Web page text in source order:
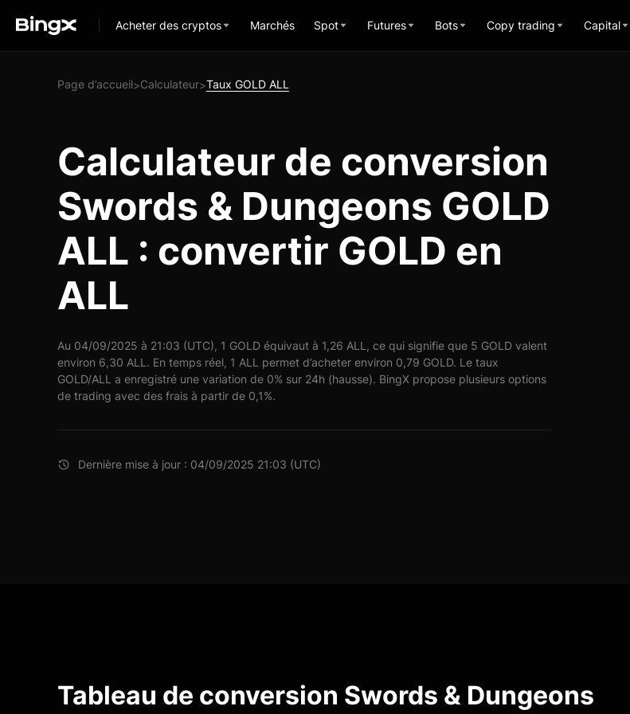
Acheter des cryptos Marchés Spot Futures Bots Copy trading Capital
Page d’accueil>Calculateur>Taux GOLD ALL
Calculateur de conversion
Swords & Dungeons GOLD
ALL : convertir GOLD en
ALL
Au 04/09/2025 à 21:03 (UTC), 1 GOLD équivaut à 1,26 ALL, ce qui signifie que 5 GOLD valent
environ 6,30 ALL. En temps réel, 1 ALL permet d’acheter environ 0,79 GOLD. Le taux
GOLD/ALL a enregistré une variation de 0% sur 24h (hausse). BingX propose plusieurs options
de trading avec des frais à partir de 0,1%.
Dernière mise à jour : 04/09/2025 21:03 (UTC)
Tableau de conversion Swords & Dungeons